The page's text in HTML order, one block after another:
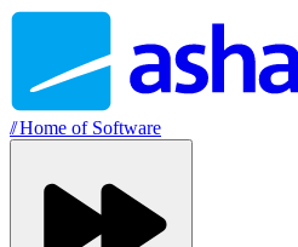
//Home of Software